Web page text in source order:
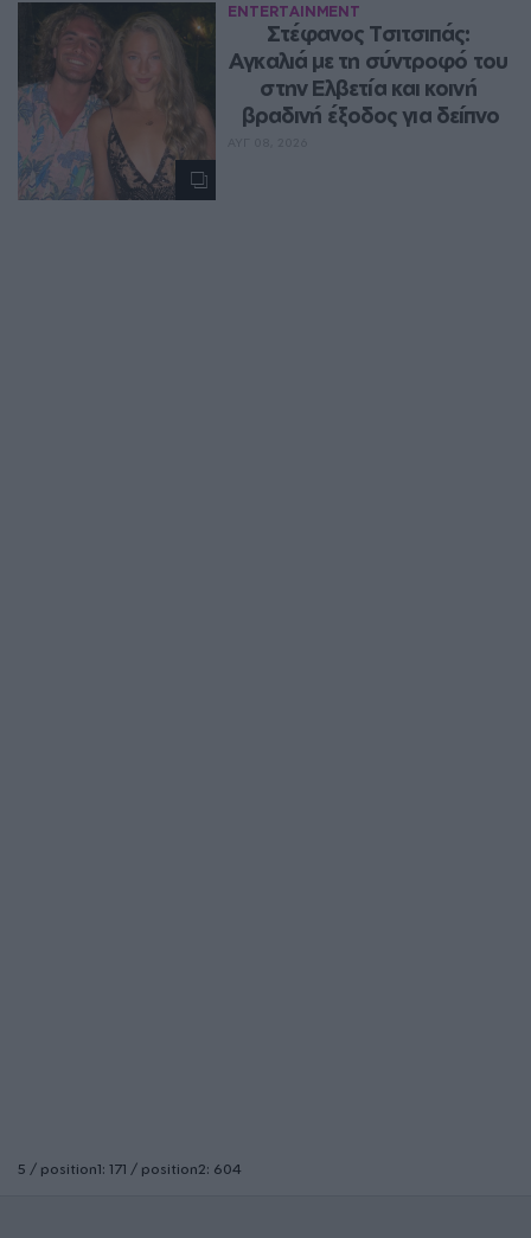
ENTERTAINMENT
Στέφανος Τσιτσιπάς:
Αγκαλιά με τη σύντροφό του
στην Ελβετία και κοινή
βραδινή έξοδος για δείπνο
5 / position1: 171 / position2: 604